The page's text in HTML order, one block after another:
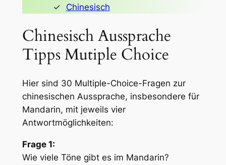
Chinesisch
Chinesisch Aussprache
Tipps Mutiple Choice
Hier sind 30 Multiple-Choice-Fragen zur
chinesischen Aussprache, insbesondere für
Mandarin, mit jeweils vier
Antwortmöglichkeiten:
Frage 1:
Wie viele Töne gibt es im Mandarin?